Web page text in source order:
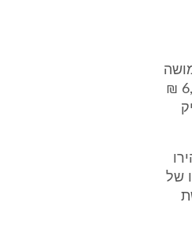
(להלן: "התוכנה"). כתמורה לתוכנה, משכה המבקשת לטובת המשיבה שיק על 6,719 ₪
של